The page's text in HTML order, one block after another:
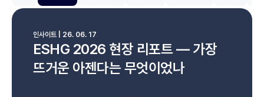
ESHG 2026 현장 리포트 — 가장
뜨거운 아젠다는 무엇이었나
인사이트 | 26. 06. 17